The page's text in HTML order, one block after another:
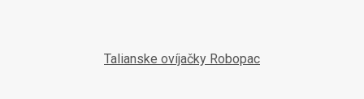
Talianske ovíjačky Robopac